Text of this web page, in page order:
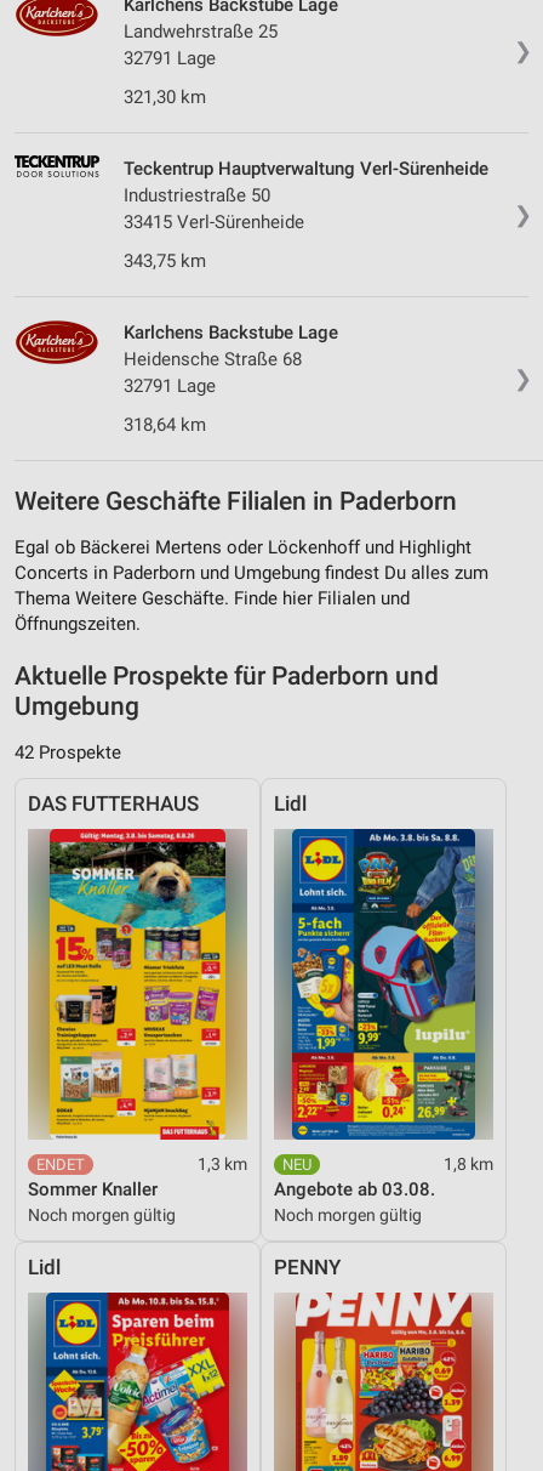
❯
Karlchens Backstube Lage
Landwehrstraße 25
32791 Lage
321,30 km
❯
Teckentrup Hauptverwaltung Verl-Sürenheide
Industriestraße 50
33415 Verl-Sürenheide
343,75 km
❯
Karlchens Backstube Lage
Heidensche Straße 68
32791 Lage
318,64 km
Weitere Geschäfte Filialen in Paderborn
Egal ob Bäckerei Mertens oder Löckenhoff und Highlight
Concerts in Paderborn und Umgebung findest Du alles zum
Thema Weitere Geschäfte. Finde hier Filialen und
Öffnungszeiten.
Aktuelle Prospekte für Paderborn und
Umgebung
42 Prospekte
DAS FUTTERHAUS
1,3 km
Sommer Knaller
Noch morgen gültig
Lidl
1,8 km
Angebote ab 03.08.
Noch morgen gültig
Lidl PENNY